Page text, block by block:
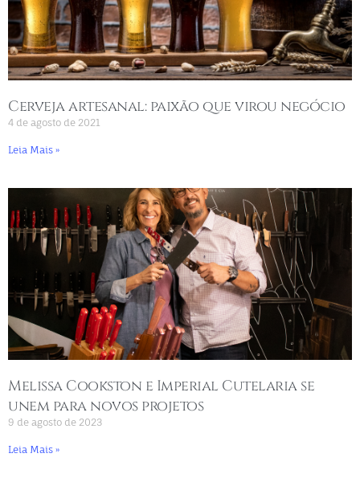
Cerveja artesanal: paixão que virou negócio
4 de agosto de 2021
Leia Mais »
Melissa Cookston e Imperial Cutelaria se
unem para novos projetos
9 de agosto de 2023
Leia Mais »